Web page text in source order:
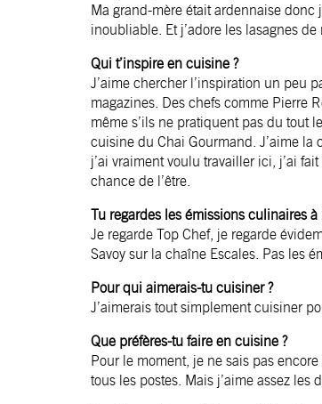
Ma grand-mère était ardennaise donc
inoubliable. Et j’adore les lasagnes de
Qui t’inspire en cuisine ?
J’aime chercher l’inspiration un peu
magazines. Des chefs comme Pierre
même s’ils ne pratiquent pas du tout
cuisine du Chai Gourmand. J’aime la
j’ai vraiment voulu travailler ici, j’ai
chance de l’être.
Tu regardes les émissions culinaires à
Je regarde Top Chef, je regarde
Savoy sur la chaîne Escales. Pas les
Pour qui aimerais-tu cuisiner ?
J’aimerais tout simplement cuisiner
Que préfères-tu faire en cuisine ?
Pour le moment, je ne sais pas
tous les postes. Mais j’aime assez